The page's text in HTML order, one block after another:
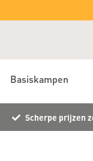
Basiskampen
Scherpe prijzen